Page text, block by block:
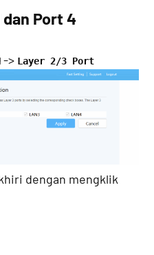
Port 4
-> Layer 2/3 Port
dengan mengklik